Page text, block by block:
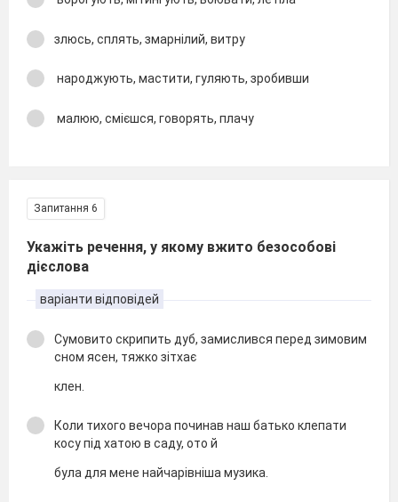
злюсь, сплять, змарнілий, витру
народжують, мастити, гуляють, зробивши
малюю, смієшся, говорять, плачу
Запитання 6
Укажіть речення, у якому вжито безособові
дієслова
варіанти відповідей
Сумовито скрипить дуб, замислився перед зимовим
сном ясен, тяжко зітхає
клен.
Коли тихого вечора починав наш батько клепати
косу під хатою в саду, ото й
була для мене найчарівніша музика.